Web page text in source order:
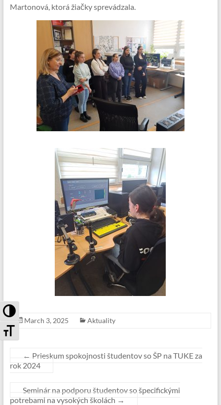
Toggle High Contrast
Toggle Font size
Martonová, ktorá žiačky sprevádzala.
March 3, 2025 Aktuality
← Prieskum spokojnosti študentov so ŠP na TUKE za
rok 2024
Seminár na podporu študentov so špecifickými
potrebami na vysokých školách →